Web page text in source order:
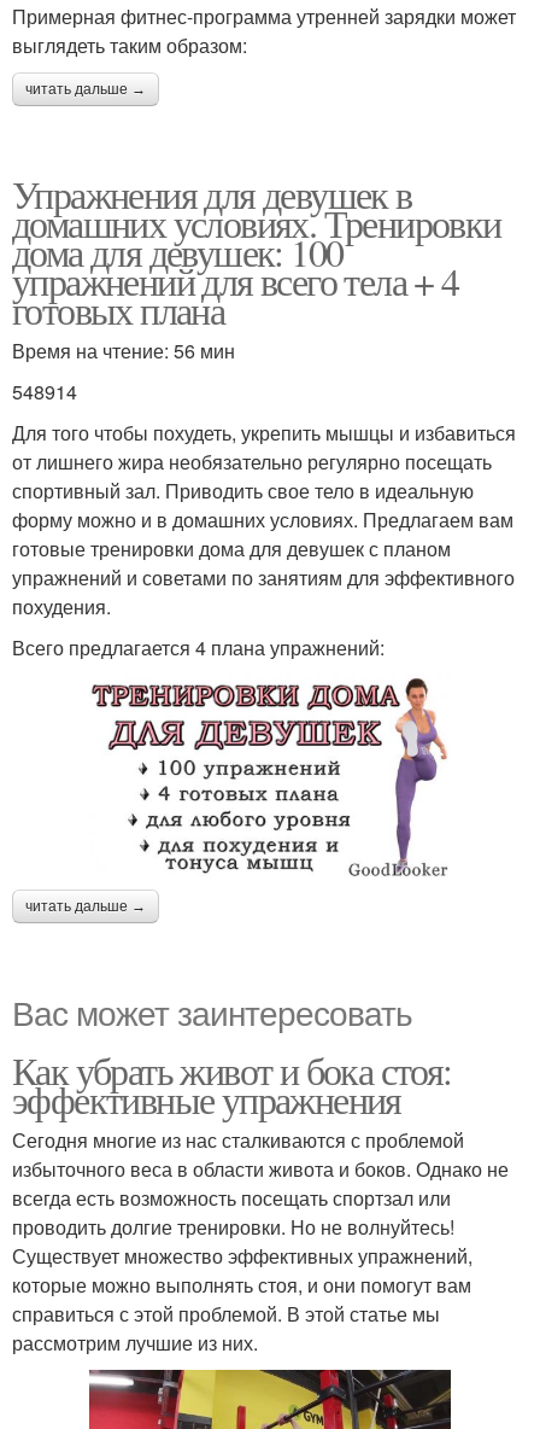
Примерная фитнес-программа утренней зарядки может
выглядеть таким образом:
читать дальше →
Упражнения для девушек в
домашних условиях. Тренировки
дома для девушек: 100
упражнений для всего тела + 4
готовых плана
Время на чтение: 56 мин
548914
Для того чтобы похудеть, укрепить мышцы и избавиться
от лишнего жира необязательно регулярно посещать
спортивный зал. Приводить свое тело в идеальную
форму можно и в домашних условиях. Предлагаем вам
готовые тренировки дома для девушек с планом
упражнений и советами по занятиям для эффективного
похудения.
Всего предлагается 4 плана упражнений:
читать дальше →
Вас может заинтересовать
Как убрать живот и бока стоя:
эффективные упражнения
Сегодня многие из нас сталкиваются с проблемой
избыточного веса в области живота и боков. Однако не
всегда есть возможность посещать спортзал или
проводить долгие тренировки. Но не волнуйтесь!
Существует множество эффективных упражнений,
которые можно выполнять стоя, и они помогут вам
справиться с этой проблемой. В этой статье мы
рассмотрим лучшие из них.